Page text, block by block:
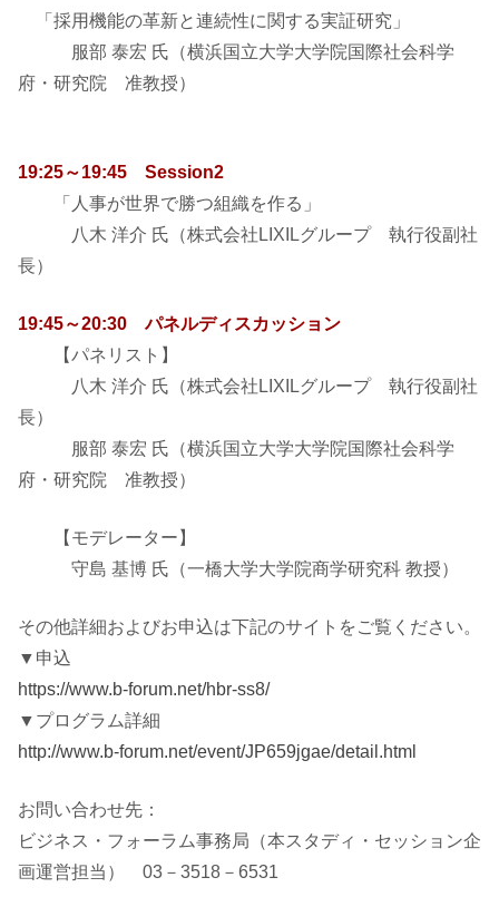
「採用機能の革新と連続性に関する実証研究」
服部 泰宏 氏（横浜国立大学大学院国際社会科学
府・研究院 准教授）
19:25～19:45 Session2
「人事が世界で勝つ組織を作る」
八木 洋介 氏（株式会社LIXILグループ 執行役副社
長）
19:45～20:30 パネルディスカッション
【パネリスト】
八木 洋介 氏（株式会社LIXILグループ 執行役副社
長）
服部 泰宏 氏（横浜国立大学大学院国際社会科学
府・研究院 准教授）
【モデレーター】
守島 基博 氏（一橋大学大学院商学研究科 教授）
その他詳細およびお申込は下記のサイトをご覧ください。
▼申込
https://www.b-forum.net/hbr-ss8/
▼プログラム詳細
http://www.b-forum.net/event/JP659jgae/detail.html
お問い合わせ先：
ビジネス・フォーラム事務局（本スタディ・セッション企
画運営担当） 03－3518－6531